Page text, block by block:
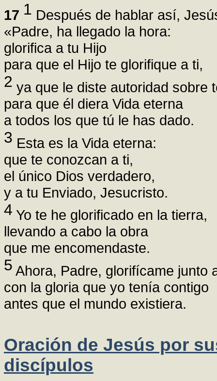
17 1 Después de hablar así,
«Padre, ha llegado la hora:
glorifica a tu Hijo
para que el Hijo te glorifique a ti,
2 ya que le diste autoridad sobre
para que él diera Vida eterna
a todos los que tú le has dado.
3 Esta es la Vida eterna:
que te conozcan a ti,
el único Dios verdadero,
y a tu Enviado, Jesucristo.
4 Yo te he glorificado en la tierra,
llevando a cabo la obra
que me encomendaste.
5 Ahora, Padre, glorifícame junto
con la gloria que yo tenía contigo
antes que el mundo existiera.
Oración de Jesús por
discípulos